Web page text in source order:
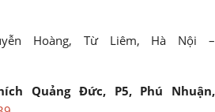
Hoàng, Từ Liêm, Hà Nội –
Quảng Đức, P5, Phú Nhuận,